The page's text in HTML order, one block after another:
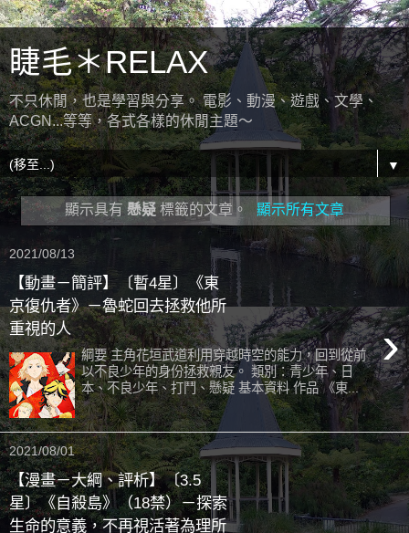
睫毛＊RELAX
不只休閒，也是學習與分享。 電影、動漫、遊戲、文學、
ACGN...等等，各式各樣的休閒主題～
▼
顯示具有 懸疑標籤的文章。 顯示所有文章
2021/08/13
【動畫－簡評】〔暫4星〕《東
京復仇者》－魯蛇回去拯救他所
重視的人
›
綱要 主角花垣武道利用穿越時空的能力，回到從前
以不良少年的身份拯救親友。 類別：青少年、日
本、不良少年、打鬥、懸疑 基本資料 作品 《東...
2021/08/01
【漫畫－大綱、評析】〔3.5
星〕《自殺島》（18禁）－探索
生命的意義，不再視活著為理所